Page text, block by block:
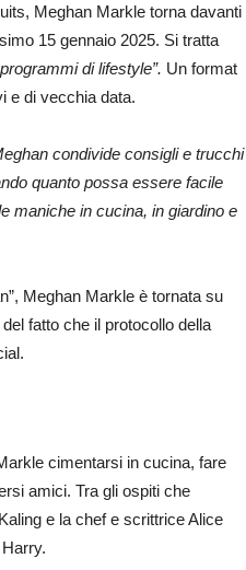
Meghan Markle torna davanti
15 gennaio 2025. Si tratta
di lifestyle”. Un format
e di vecchia data.
condivide consigli e trucchi
quanto possa essere facile
maniche in cucina, in giardino e
Meghan Markle è tornata su
fatto che il protocollo della
cimentarsi in cucina, fare
amici. Tra gli ospiti che
e la chef e scrittrice Alice